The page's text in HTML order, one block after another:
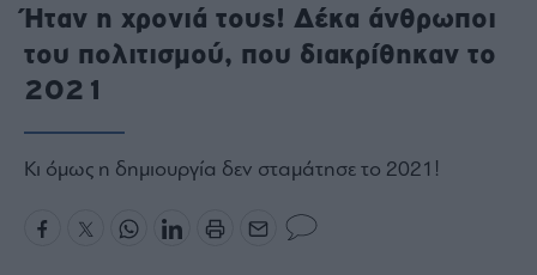
Ενέργεια
Πολιτική
Πολιτισμός
Κοινωνία
Law
Financial
Ήταν η χρονιά τους! Δέκα άνθρωποι
του πολιτισμού, που διακρίθηκαν το
2021
Κι όμως η δημιουργία δεν σταμάτησε το 2021!